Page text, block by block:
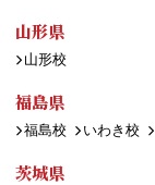
山形県
山形校
福島県
福島校 いわき校
茨城県